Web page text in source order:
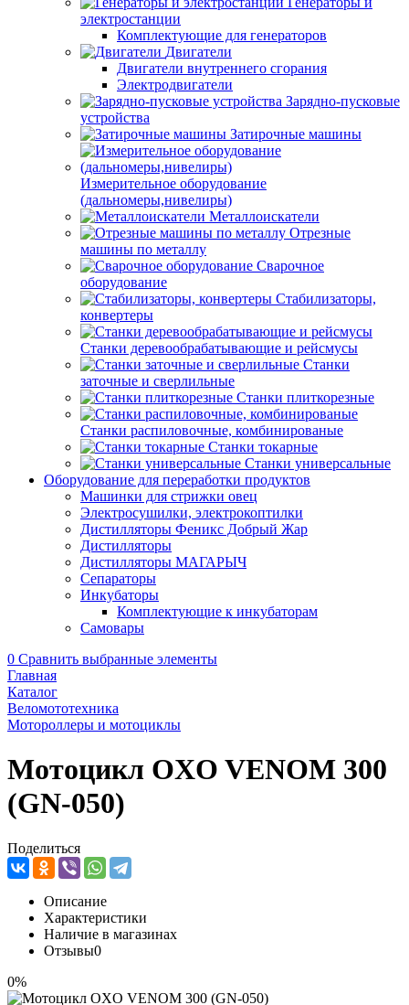
электростанции
Комплектующие для генераторов
Двигатели
Двигатели внутреннего сгорания
Электродвигатели
Зарядно-пусковые
устройства
Затирочные машины
Измерительное оборудование
(дальномеры,нивелиры)
Металлоискатели
Отрезные
машины по металлу
Сварочное
оборудование
Стабилизаторы,
конвертеры
Станки деревообрабатывающие и рейсмусы
Станки
заточные и сверлильные
Станки плиткорезные
Станки распиловочные, комбинированые
Станки токарные
Станки универсальные
Оборудование для переработки продуктов
Машинки для стрижки овец
Электросушилки, электрокоптилки
Дистилляторы Феникс Добрый Жар
Дистилляторы
Дистилляторы МАГАРЫЧ
Сепараторы
Инкубаторы
Комплектующие к инкубаторам
Самовары
0 Сравнить выбранные элементы
Главная
Каталог
Веломототехника
Мотороллеры и мотоциклы
Мотоцикл OXO VENOM 300
(GN-050)
Поделиться
Описание
Характеристики
Наличие в магазинах
Отзывы0
0%